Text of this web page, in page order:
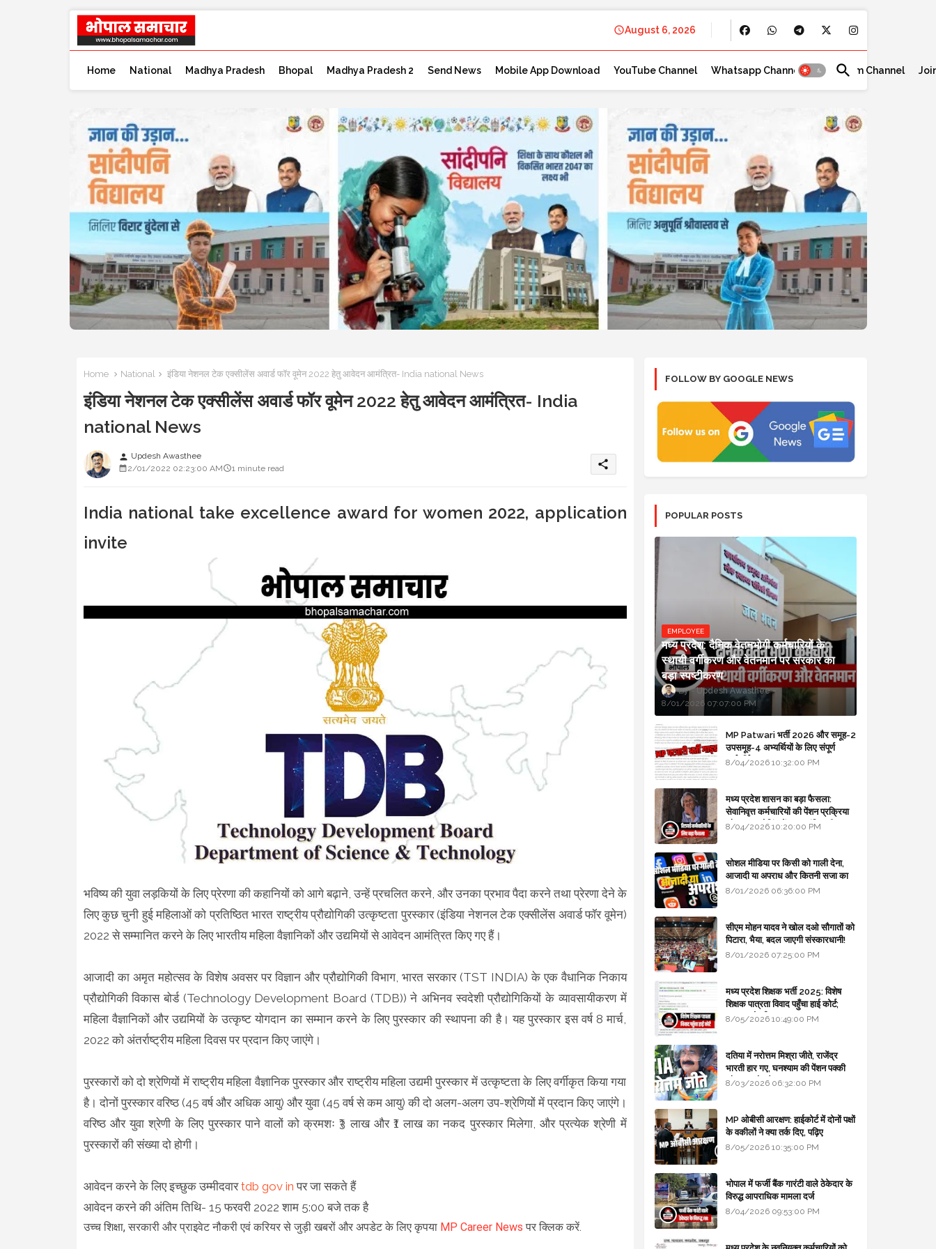
August 6, 2026
Home National Madhya Pradesh Bhopal Madhya Pradesh 2 Send News Mobile App Download YouTube Channel Whatsapp Channel Telegram Channel
Home National इंडिया नेशनल टेक एक्सीलेंस अवार्ड फॉर वूमेन 2022 हेतु आवेदन आमंत्रित- India national News
इंडिया नेशनल टेक एक्सीलेंस अवार्ड फॉर वूमेन 2022 हेतु आवेदन आमंत्रित- India
national News
person Updesh Awasthee
2/01/2022 02:23:00 AM
1 minute read share
India national take excellence award for women 2022, application
invite
भविष्य की युवा लड़कियों के लिए प्रेरणा की कहानियों को आगे बढ़ाने, उन्हें प्रचलित करने, और उनका प्रभाव पैदा करने तथा प्रेरणा देने के
लिए कुछ चुनी हुई महिलाओं को प्रतिष्ठित भारत राष्ट्रीय प्रौद्योगिकी उत्कृष्टता पुरस्कार (इंडिया नेशनल टेक एक्सीलेंस अवार्ड फॉर वूमेन)
2022 से सम्मानित करने के लिए भारतीय महिला वैज्ञानिकों और उद्यमियों से आवेदन आमंत्रित किए गए हैं।
आजादी का अमृत महोत्सव के विशेष अवसर पर विज्ञान और प्रौद्योगिकी विभाग, भारत सरकार (TST INDIA) के एक वैधानिक निकाय
प्रौद्योगिकी विकास बोर्ड (Technology Development Board (TDB)) ने अभिनव स्वदेशी प्रौद्योगिकियों के व्यावसायीकरण में
महिला वैज्ञानिकों और उद्यमियों के उत्कृष्ट योगदान का सम्मान करने के लिए पुरस्कार की स्थापना की है। यह पुरस्कार इस वर्ष 8 मार्च,
2022 को अंतर्राष्ट्रीय महिला दिवस पर प्रदान किए जाएंगे।
पुरस्कारों को दो श्रेणियों में राष्ट्रीय महिला वैज्ञानिक पुरस्कार और राष्ट्रीय महिला उद्यमी पुरस्कार में उत्कृष्टता के लिए वर्गीकृत किया गया
है। दोनों पुरस्कार वरिष्ठ (45 वर्ष और अधिक आयु) और युवा (45 वर्ष से कम आयु) की दो अलग-अलग उप-श्रेणियों में प्रदान किए जाएंगे।
वरिष्ठ और युवा श्रेणी के लिए पुरस्कार पाने वालों को क्रमशः ₹3 लाख और ₹1 लाख का नकद पुरस्कार मिलेगा, और प्रत्येक श्रेणी में
पुरस्कारों की संख्या दो होगी।
आवेदन करने के लिए इच्छुक उम्मीदवारtdb gov in पर जा सकते हैं
आवेदन करने की अंतिम तिथि- 15 फरवरी 2022 शाम 5:00 बजे तक है
उच्च शिक्षा, सरकारी और प्राइवेट नौकरी एवं करियर से जुड़ी खबरों और अपडेट के लिए कृपया MP Career News पर क्लिक करें.
FOLLOW BY GOOGLE NEWS
POPULAR POSTS
EMPLOYEE
मध्य प्रदेश: दैनिक वेतनभोगी कर्मचारियों के
स्थायी वर्गीकरण और वेतनमान पर सरकार का
बड़ा स्पष्टीकरण
Updesh Awasthee
8/01/2026 07:07:00 PM
MP Patwari भर्ती 2026 और समूह-2
उपसमूह-4 अभ्यर्थियों के लिए संपूर्ण
मार्गदर्शिका
8/04/2026 10:32:00 PM
मध्य प्रदेश शासन का बड़ा फैसला:
सेवानिवृत्त कर्मचारियों की पेंशन प्रक्रिया
और बजट कोडिंग में हुए क्रांतिकारी
8/04/2026 10:20:00 PM
सोशल मीडिया पर किसी को गाली देना,
आजादी या अपराध और कितनी सजा का
प्रावधान - free legal advice
8/01/2026 06:36:00 PM
सीएम मोहन यादव ने खोल दओ सौगातों को
पिटारा, भैया, बदल जाएगी संस्कारधानी!
8/01/2026 07:25:00 PM
मध्य प्रदेश शिक्षक भर्ती 2025: विशेष
शिक्षक पात्रता विवाद पहुँचा हाई कोर्ट;
सरकार से माँगा जवाब
8/05/2026 10:49:00 PM
दतिया में नरोत्तम मिश्रा जीते, राजेंद्र
भारती हार गए, घनश्याम की पेंशन पक्की
और आशुतोष बैक टू...
8/03/2026 06:32:00 PM
MP ओबीसी आरक्षण: हाईकोर्ट में दोनों पक्षों
के वकीलों ने क्या तर्क दिए, पढ़िए
8/05/2026 10:35:00 PM
भोपाल में फर्जी बैंक गारंटी वाले ठेकेदार के
विरुद्ध आपराधिक मामला दर्ज
8/04/2026 09:53:00 PM